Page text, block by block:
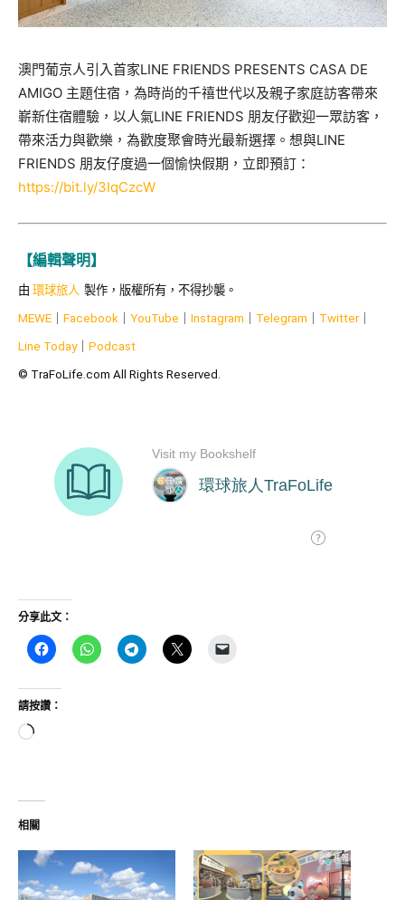
澳門葡京人引入首家LINE FRIENDS PRESENTS CASA DE
AMIGO 主題住宿，為時尚的千禧世代以及親子家庭訪客帶來
嶄新住宿體驗，以人氣LINE FRIENDS 朋友仔歡迎一眾訪客，
帶來活力與歡樂，為歡度聚會時光最新選擇。想與LINE
FRIENDS 朋友仔度過一個愉快假期，立即預訂：
https://bit.ly/3IqCzcW
【編輯聲明】
由 環球旅人 製作，版權所有，不得抄襲。
MEWE Facebook YouTube Instagram Telegram Twitter｜
Line Today｜ Podcast
© TraFoLife.com All Rights Reserved.
分享此文：
請按讚：
正
入...
相關